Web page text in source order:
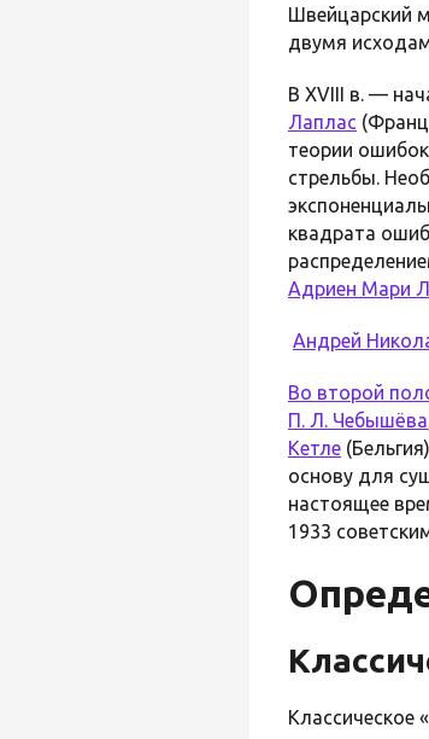
Швейцарский
двумя
В XVIII в. —
Лаплас
теории
стрельбы.
квадрата
Адриен Мари
Андрей
Во второй
П. Л. Чебышёва
Кетле
основу для
настоящее
1933
Классическое